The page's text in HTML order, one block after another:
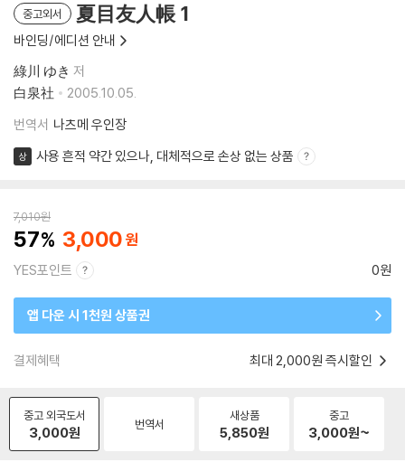
중고외서 夏目友人帳 1
바인딩/에디션 안내
綠川 ゆき 저
白泉社
2005.10.05.
번역서 나츠메 우인장
상 사용 흔적 약간 있으나, 대체적으로 손상 없는 상품
7,010원
57 3,000
YES포인트 0원
앱 다운 시 1천원 상품권
결제혜택 최대 2,000원 즉시할인
중고 외국도서
3,000원 번역서
새상품
5,850원
중고
3,000원~